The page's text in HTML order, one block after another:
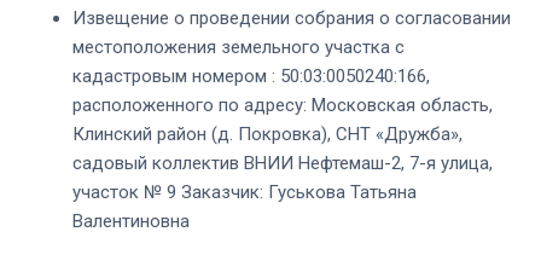
Извещение о проведении собрания о согласовании
местоположения земельного участка с
кадастровым номером : 50:03:0050240:166,
расположенного по адресу: Московская область,
Клинский район (д. Покровка), СНТ «Дружба»,
садовый коллектив ВНИИ Нефтемаш-2, 7-я улица,
участок № 9 Заказчик: Гуськова Татьяна
Валентиновна